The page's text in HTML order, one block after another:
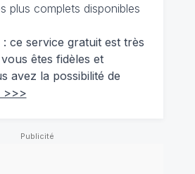
plus complets disponibles
: ce service gratuit est très
êtes fidèles et
avez la possibilité de
>>>